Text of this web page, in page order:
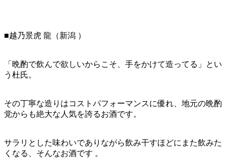
■越乃景虎 龍（新潟 ）
「晩酌で飲んで欲しいからこそ、手をかけて造ってる」とい
う杜氏。
その丁寧な造りはコストパフォーマンスに優れ、地元の晩酌
党からも絶大な人気を誇るお酒です。
サラリとした味わいでありながら飲み干すほどにまた飲みた
くなる、そんなお酒です 。